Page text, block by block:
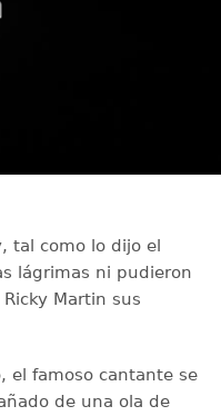
tal como lo dijo el
lágrimas ni pudieron
Martin sus
el famoso cantante se
de una ola de